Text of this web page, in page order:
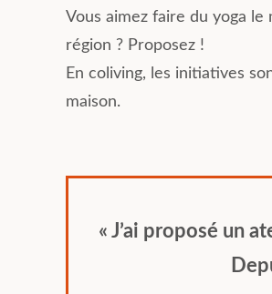
Vous aimez faire du yoga
région ? Proposez !
En coliving, les initiatives
maison.
« J’ai proposé un